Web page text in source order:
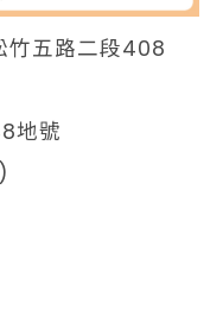
竹五路二段408
地號